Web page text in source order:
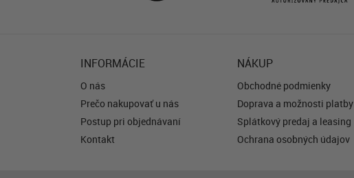
INFORMÁCIE
O nás
Prečo nakupovať u nás
Postup pri objednávaní
Kontakt
NÁKUP
Obchodné podmienky
Doprava a možnosti platby
Splátkový predaj a leasing
Ochrana osobných údajov